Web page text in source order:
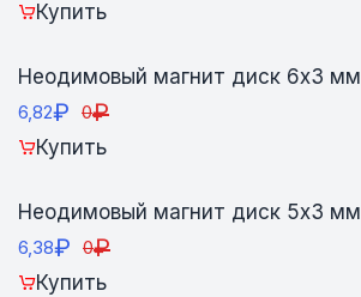
Купить
Неодимовый магнит диск 6х3 мм
6,82₽ 0₽
Купить
Неодимовый магнит диск 5х3 мм
6,38₽ 0₽
Купить